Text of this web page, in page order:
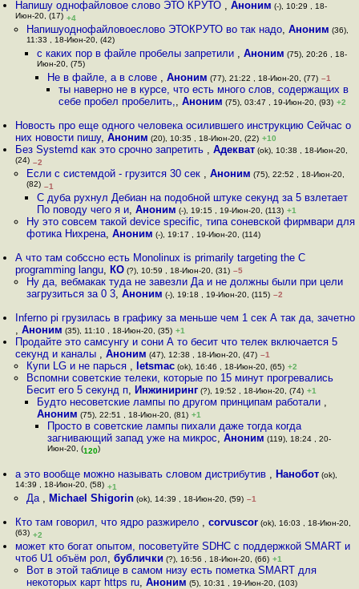
Напишу однофайловое слово ЭТО КРУТО ,Аноним (-), 10:29 , 18-
Июн-20, (17) +4
Напишуоднофайловоеслово ЭТОКРУТО во так надо, Аноним (36),
11:33 , 18-Июн-20, (42)
с каких пор в файле пробелы запретили , Аноним (75), 20:26 , 18-
Июн-20, (75)
Не в файле, а в слове ,Аноним (77), 21:22 , 18-Июн-20, (77) –1
ты наверно не в курсе, что есть много слов, содержащих в
себе пробел пробелить,, Аноним (75), 03:47 , 19-Июн-20, (93) +2
Новость про еще одного человека осилившего инструкцию Сейчас о
них новости пишу,Аноним (20), 10:35 , 18-Июн-20, (22) +10
Без Systemd как это срочно запретить ,Адекват (ok), 10:38 , 18-Июн-20,
(24) –2
Если с системдой - грузится 30 сек , Аноним (75), 22:52 , 18-Июн-20,
(82) –1
С дуба рухнул Дебиан на подобной штуке секунд за 5 взлетает
По поводу чего я и, Аноним (-), 19:15 , 19-Июн-20, (113) +1
Ну это совсем такой device specific, типа соневской фирмвари для
фотика Нихрена, Аноним (-), 19:17 , 19-Июн-20, (114)
А что там собссно есть Monolinux is primarily targeting the C
programming langu, КО (?), 10:59 , 18-Июн-20, (31) –5
Ну да, вебмакак туда не завезли Да и не должны были при цели
загрузиться за 0 3, Аноним (-), 19:18 , 19-Июн-20, (115) –2
Inferno pi грузилась в графику за меньше чем 1 сек А так да, зачетно
,Аноним (35), 11:10 , 18-Июн-20, (35) +1
Продайте это самсунгу и сони А то бесит что телек включается 5
секунд и каналы ,Аноним (47), 12:38 , 18-Июн-20, (47) –1
Купи LG и не парься , letsmac(ok), 16:46 , 18-Июн-20, (65) +2
Вспомни советские телеки, которые по 15 минут прогревались
Бесит его 5 секунд п, Инжиниринг(?), 19:52 , 18-Июн-20, (74) +1
Будто несоветские лампы по другом принципам работали ,
Аноним (75), 22:51 , 18-Июн-20, (81) +1
Просто в советские лампы пихали даже тогда когда
загнивающий запад уже на микрос,Аноним (119), 18:24 , 20-
Июн-20, (120)
а это вообще можно называть словом дистрибутив , Нанобот (ok),
14:39 , 18-Июн-20, (58) +1
Да , Michael Shigorin(ok), 14:39 , 18-Июн-20, (59) –1
Кто там говорил, что ядро разжирело ,corvuscor (ok), 16:03 , 18-Июн-20,
(63) +2
может кто богат опытом, посоветуйте SDHC с поддержкой SMART и
чтоб U1 объём рол,бублички (?), 16:56 , 18-Июн-20, (66) +1
Вот в этой таблице в самом низу есть пометка SMART для
некоторых карт https ru, Аноним (5), 10:31 , 19-Июн-20, (103)